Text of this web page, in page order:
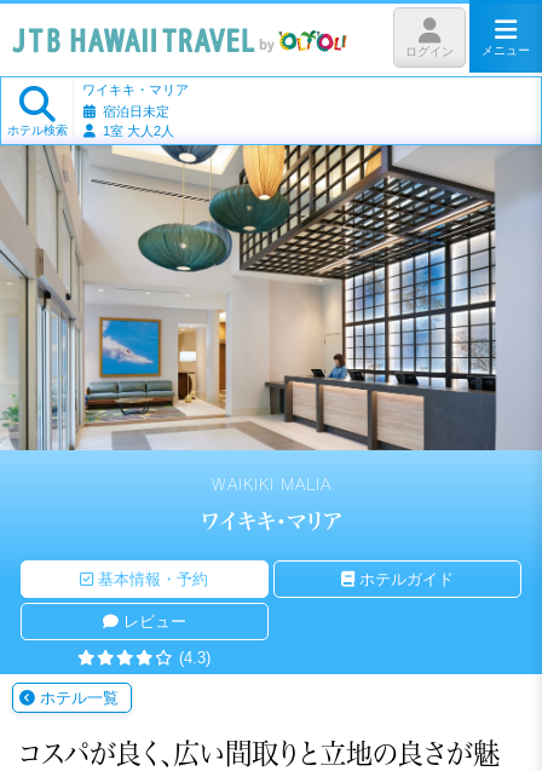
ホテル検索
ワイキキ・マリア
宿泊日未定
1室 大人2人
ログイン メニュー
WAIKIKI MALIA
ワイキキ・マリア
基本情報・予約 ホテルガイド
レビュー
(4.3)
ホテル一覧
コスパが良く、広い間取りと立地の良さが魅